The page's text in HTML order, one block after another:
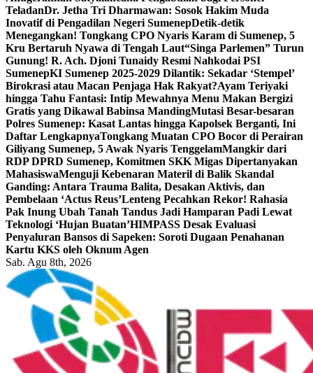
TeladanDr. Jetha Tri Dharmawan: Sosok Hakim Muda
Inovatif di Pengadilan Negeri SumenepDetik-detik
Menegangkan! Tongkang CPO Nyaris Karam di Sumenep, 5
Kru Bertaruh Nyawa di Tengah Laut“Singa Parlemen” Turun
Gunung! R. Ach. Djoni Tunaidy Resmi Nahkodai PSI
SumenepKI Sumenep 2025-2029 Dilantik: Sekadar ‘Stempel’
Birokrasi atau Macan Penjaga Hak Rakyat?Ayam Teriyaki
hingga Tahu Fantasi: Intip Mewahnya Menu Makan Bergizi
Gratis yang Dikawal Babinsa MandingMutasi Besar-besaran
Polres Sumenep: Kasat Lantas hingga Kapolsek Berganti, Ini
Daftar LengkapnyaTongkang Muatan CPO Bocor di Perairan
Giliyang Sumenep, 5 Awak Nyaris TenggelamMangkir dari
RDP DPRD Sumenep, Komitmen SKK Migas Dipertanyakan
MahasiswaMenguji Kebenaran Materil di Balik Skandal
Ganding: Antara Trauma Balita, Desakan Aktivis, dan
Pembelaan ‘Actus Reus’Lenteng Pecahkan Rekor! Rahasia
Pak Inung Ubah Tanah Tandus Jadi Hamparan Padi Lewat
Teknologi ‘Hujan Buatan’HIMPASS Desak Evaluasi
Penyaluran Bansos di Sapeken: Soroti Dugaan Penahanan
Kartu KKS oleh Oknum Agen
Sab. Agu 8th, 2026